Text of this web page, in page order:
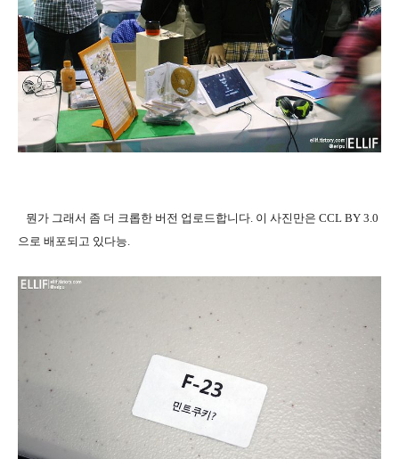
뭔가 그래서 좀 더 크롭한 버전 업로드합니다. 이 사진만은 CCL BY 3.0
으로 배포되고 있다능.